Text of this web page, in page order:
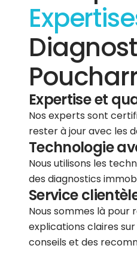
Expertise et
Nos experts sont
rester à jour avec les
Technologie
Nous utilisons les
des diagnostics
Service
Nous sommes là pour
explications claires
conseils et des